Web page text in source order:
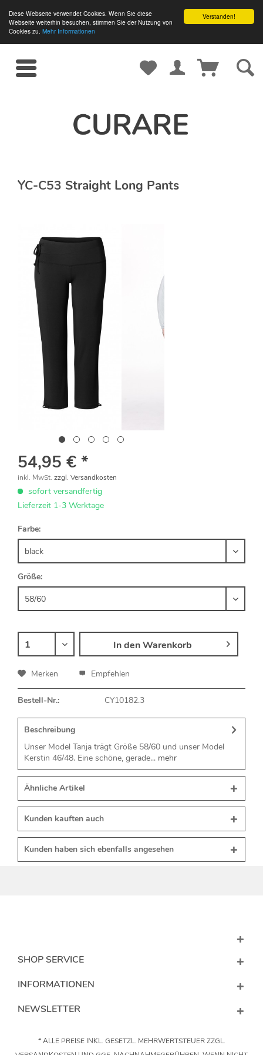
Verstanden!
Diese Webseite verwendet Cookies. Wenn Sie diese
Webseite weiterhin besuchen, stimmen Sie der Nutzung von
Cookies zu. Mehr Informationen
YC-C53 Straight Long Pants
54,95 € *
inkl. MwSt. zzgl. Versandkosten
sofort versandfertig
Lieferzeit 1-3 Werktage
Farbe:
Größe:
In denWarenkorb
Merken Empfehlen
Bestell-Nr.: CY10182.3
Beschreibung
Unser Model Tanja trägt Größe 58/60 und unser Model
Kerstin 46/48. Eine schöne, gerade... mehr
Ähnliche Artikel
Kunden kauften auch
Kunden haben sich ebenfalls angesehen
SHOP SERVICE
INFORMATIONEN
NEWSLETTER
* ALLE PREISE INKL. GESETZL. MEHRWERTSTEUER ZZGL.